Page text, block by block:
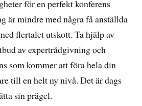
för en perfekt konferens
är mindre med några få anställda
flertalet utskott. Ta hjälp av
av expertrådgivning och
som kommer att föra hela din
till en helt ny nivå. Det är dags
sin prägel.